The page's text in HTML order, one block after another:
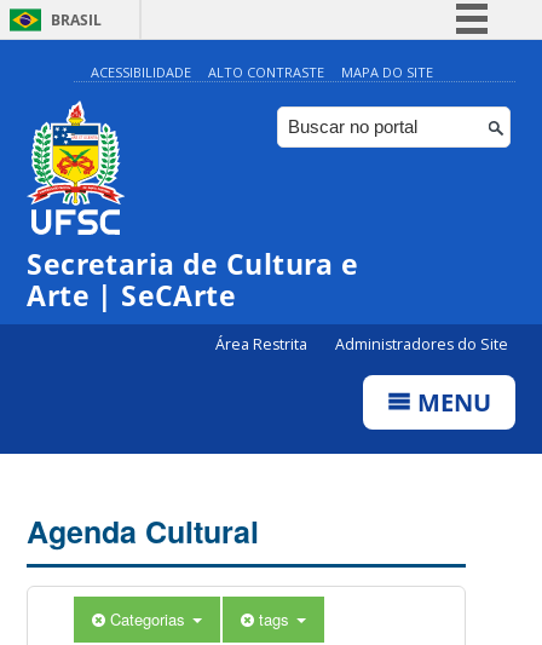
BRASIL
Simplifique!
Comunica BR
Participe
ACESSIBILIDADE ALTO CONTRASTE MAPA DO SITE
Secretaria de Cultura e
Arte | SeCArte
Área Restrita Administradores do Site
MENU
Agenda Cultural
Categorias tags